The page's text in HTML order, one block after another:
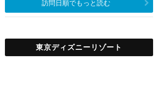
訪問日順でもっと読む
東京ディズニーリゾート